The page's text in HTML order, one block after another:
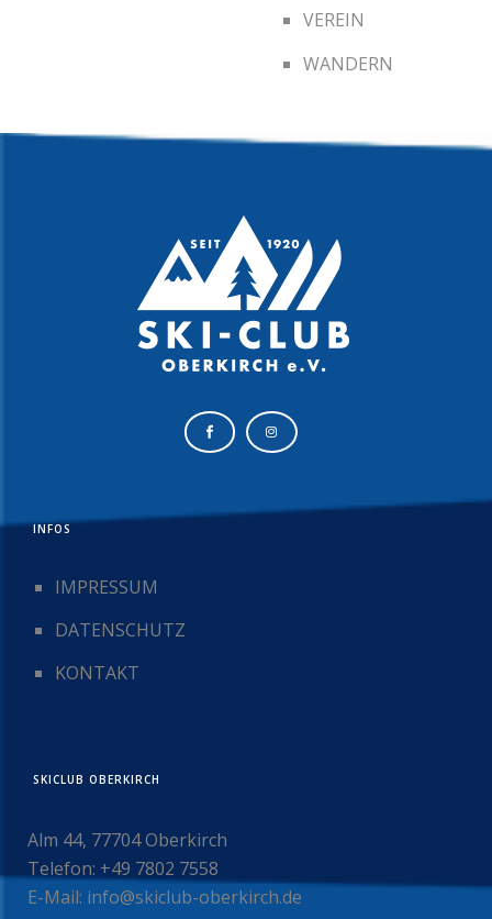
VEREIN
WANDERN
INFOS
IMPRESSUM
DATENSCHUTZ
KONTAKT
SKICLUB OBERKIRCH
Alm 44, 77704 Oberkirch
Telefon: +49 7802 7558
E-Mail: info@skiclub-oberkirch.de